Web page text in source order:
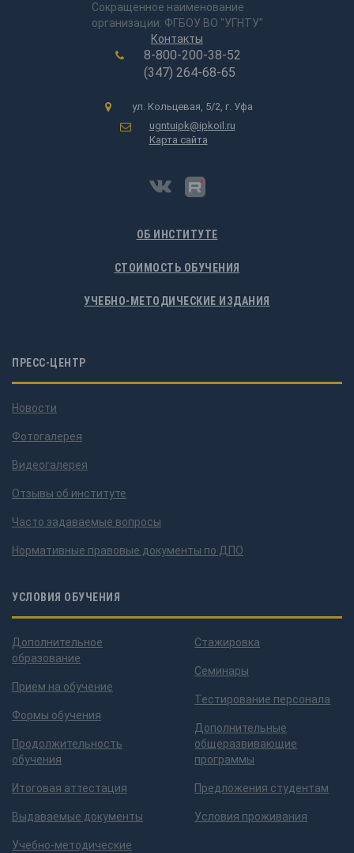
Сокращенное наименование
организации: ФГБОУ ВО "УГНТУ"
Контакты
8-800-200-38-52
(347) 264-68-65
ул. Кольцевая, 5/2, г. Уфа
ugntuipk@ipkoil.ru
Карта сайта
ОБ ИНСТИТУТЕ
СТОИМОСТЬ ОБУЧЕНИЯ
УЧЕБНО-МЕТОДИЧЕСКИЕ ИЗДАНИЯ
ПРЕСС-ЦЕНТР
Новости
Фотогалерея
Видеогалерея
Отзывы об институте
Часто задаваемые вопросы
Нормативные правовые документы по ДПО
УСЛОВИЯ ОБУЧЕНИЯ
Дополнительное
образование
Прием на обучение
Формы обучения
Продолжительность
обучения
Итоговая аттестация
Выдаваемые документы
Учебно-методические
Стажировка
Семинары
Тестирование персонала
Дополнительные
общеразвивающие
программы
Предложения студентам
Условия проживания